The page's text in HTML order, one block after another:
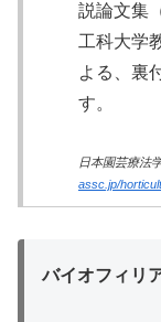
説論文集
工科大学
よる、裏
す。
日本園芸療法
assc.jp/
バイオフィリ